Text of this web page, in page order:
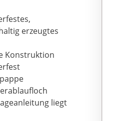
Grasmücken,
anzulocken.
】-
ist komplett
und fertig zum
das
Futtersilo
erzeugtes
Konstruktion
liegt